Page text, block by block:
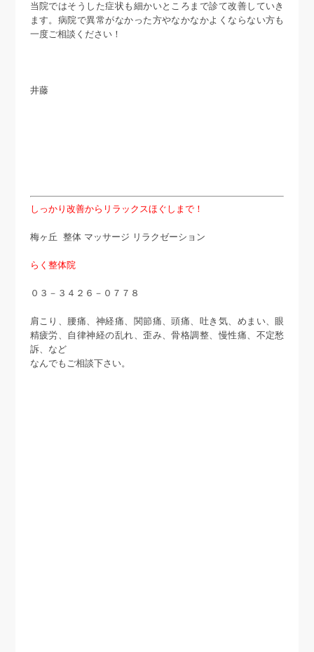
当院ではそうした症状も細かいところまで診て改善していき
ます。病院で異常がなかった方やなかなかよくならない方も
一度ご相談ください！
井藤
しっかり改善からリラックスほぐしまで！
梅ヶ丘 整体 マッサージ リラクゼーション
らく整体院
０３－３４２６－０７７８
肩こり、腰痛、神経痛、関節痛、頭痛、吐き気、めまい、眼
精疲労、自律神経の乱れ、歪み、骨格調整、慢性痛、不定愁
訴、など
なんでもご相談下さい。